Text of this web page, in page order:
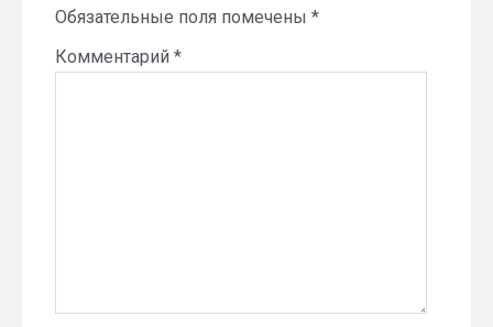
Обязательные поля помечены *
Комментарий *